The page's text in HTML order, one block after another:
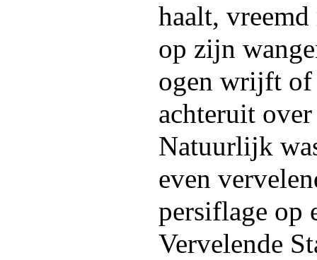
haalt,
op zijn
ogen wrijft of
achteruit
Natuurlijk
even
persiflage op
Vervelende